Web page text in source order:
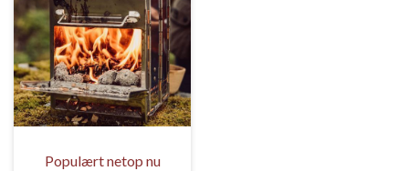
Populært netop nu